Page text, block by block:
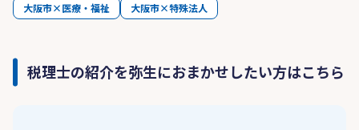
大阪市×医療・福祉
大阪市×特殊法人
税理士の紹介を弥生におまかせしたい方はこちら